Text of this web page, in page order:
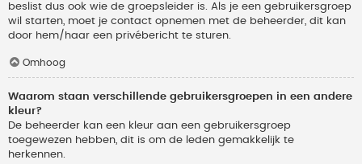
beslist dus ook wie de groepsleider is. Als je een gebruikersgroep
wil starten, moet je contact opnemen met de beheerder, dit kan
door hem/haar een privébericht te sturen.
Omhoog
Waarom staan verschillende gebruikersgroepen in een andere
kleur?
De beheerder kan een kleur aan een gebruikersgroep
toegewezen hebben, dit is om de leden gemakkelijk te
herkennen.